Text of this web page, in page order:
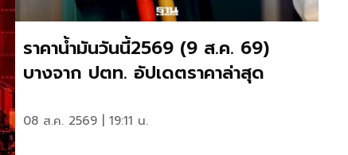
ราคาน้ำมันวันนี้2569 (9 ส.ค. 69)
บางจาก ปตท. อัปเดตราคาล่าสุด
08 ส.ค. 2569 | 19:11 น.